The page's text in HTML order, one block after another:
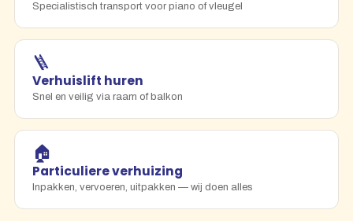
Specialistisch transport voor piano of vleugel
🪜
Verhuislift huren
Snel en veilig via raam of balkon
🏠
Particuliere verhuizing
Inpakken, vervoeren, uitpakken — wij doen alles